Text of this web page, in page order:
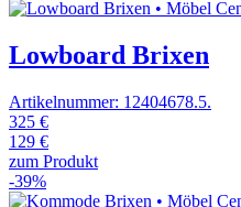
Lowboard Brixen
Artikelnummer: 12404678.5.
325 €
129 €
zum Produkt
-39%